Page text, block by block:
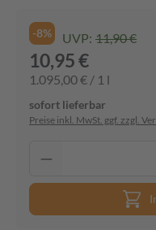
-8% UVP: 11,90 €
10,95 €
1.095,00 € / 1 l
sofort lieferbar
Preise inkl. MwSt. ggf. zzgl.